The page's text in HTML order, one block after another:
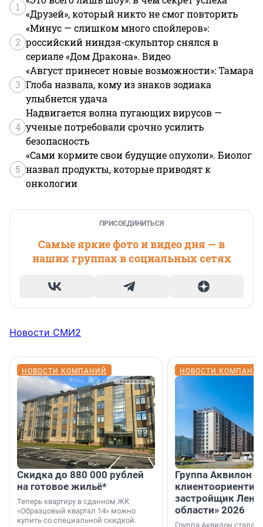
1
«Друзей», который никто не смог повторить
2
«Минус — слишком много спойлеров»:
российский ниндзя-скульптор снялся в
сериале «Дом Дракона». Видео
3
«Август принесет новые возможности»: Тамара
Глоба назвала, кому из знаков зодиака
улыбнется удача
4
Надвигается волна пугающих вирусов —
ученые потребовали срочно усилить
безопасность
5
«Сами кормите свои будущие опухоли». Биолог
назвал продукты, которые приводят к
онкологии
ПРИСОЕДИНИТЬСЯ
Самые яркие фото и видео дня — в
наших группах в социальных сетях
Новости СМИ2
НОВОСТИ КОМПАНИЙ
Скидка до 880 000 рублей
на готовое жильё*
Теперь квартиру в сданном ЖК
«Образцовый квартал 14» можно
купить со специальной скидкой.
НОВОСТИ
Группа Аквилон
застройщик
области» 2026
Группа Аквилон стала